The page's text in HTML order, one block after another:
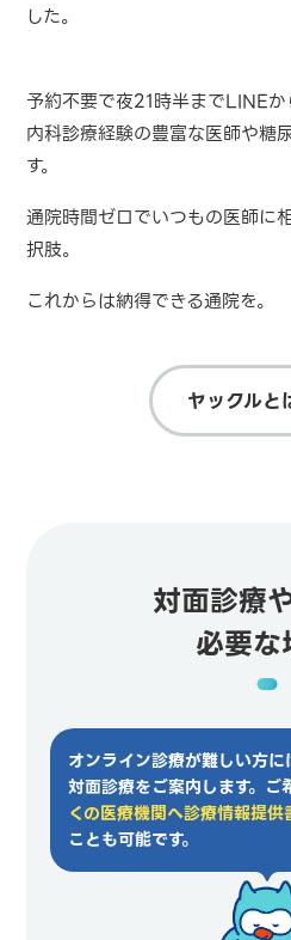
した。
予約不要で夜21時半までLINEか
内科診療経験の豊富な医師や糖
す。
通院時間ゼロでいつもの医師に
択肢。
これからは納得できる通院を。
ヤックルと
対面診療
必要な
オンライン診療が難しい方
対面診療をご案内します。 ご
くの医療機関へ診療情報提供
ことも可能です。